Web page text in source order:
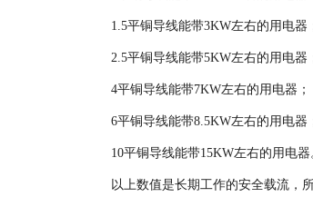
1.5平铜导线能带3KW左右的用电器
2.5平铜导线能带5KW左右的用电器
4平铜导线能带7KW左右的用电器；
6平铜导线能带8.5KW左右的用电器
10平铜导线能带15KW左右的用电器
以上数值是长期工作的安全载流，